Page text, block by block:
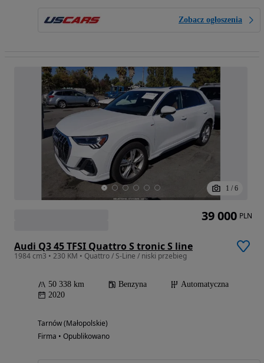
Zobacz ogłoszenia
1 / 6
Audi Q3 45 TFSI Quattro S tronic S line
1984 cm3 • 230 KM • Quattro / S-Line / niski przebieg
50 338 km Benzyna
Automatyczna
2020
Tarnów (Małopolskie)
Firma • Opublikowano
39 000 PLN